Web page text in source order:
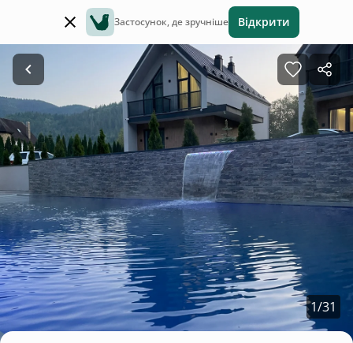
Застосунок, де зручніше Відкрити
1/31